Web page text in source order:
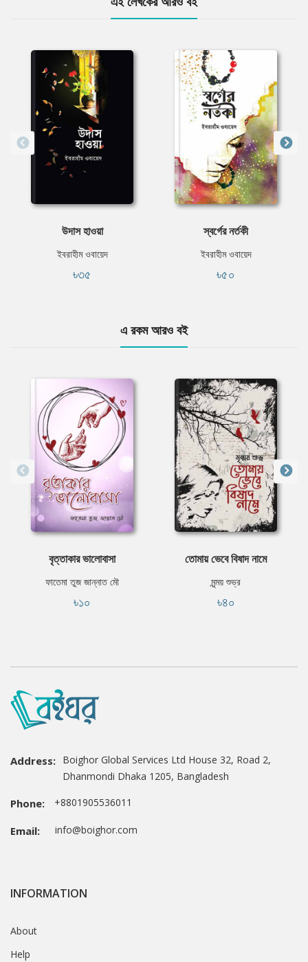
উদাস হাওয়া
ইবরাহীম ওবায়েদ
৳৩৫
স্বর্গের নর্তকী
ইবরাহীম ওবায়েদ
৳৫০
এ রকম আরও বই
বৃত্তাকার ভালোবাসা
ফাতেমা তুজ জান্নাত মৌ
৳১০
তোমায় ভেবে বিষাদ নামে
মৃন্ময় শুভ্র
৳৪০
Address: Boighor Global Services Ltd House 32, Road 2,
Dhanmondi Dhaka 1205, Bangladesh
Phone: +8801905536011
Email: info@boighor.com
INFORMATION
About
Help